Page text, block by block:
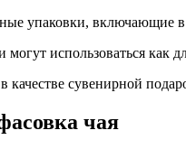
упаковки, включающие
использоваться как
качестве сувенирной
чая